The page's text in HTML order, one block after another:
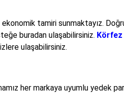
tamiri sunmaktayız.
buradan ulaşabilirsiniz.
ulaşabilirsiniz.
her markaya uyumlu yedek